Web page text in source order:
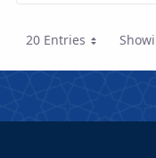
20 EntriesPer Page